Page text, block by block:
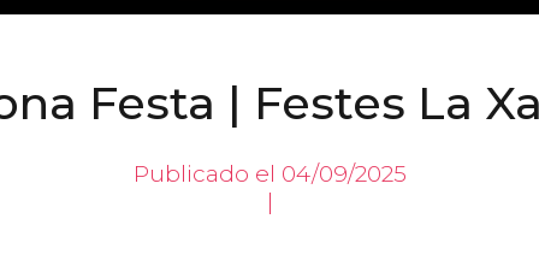
Festa | Festes La
Publicado el 04/09/2025
|